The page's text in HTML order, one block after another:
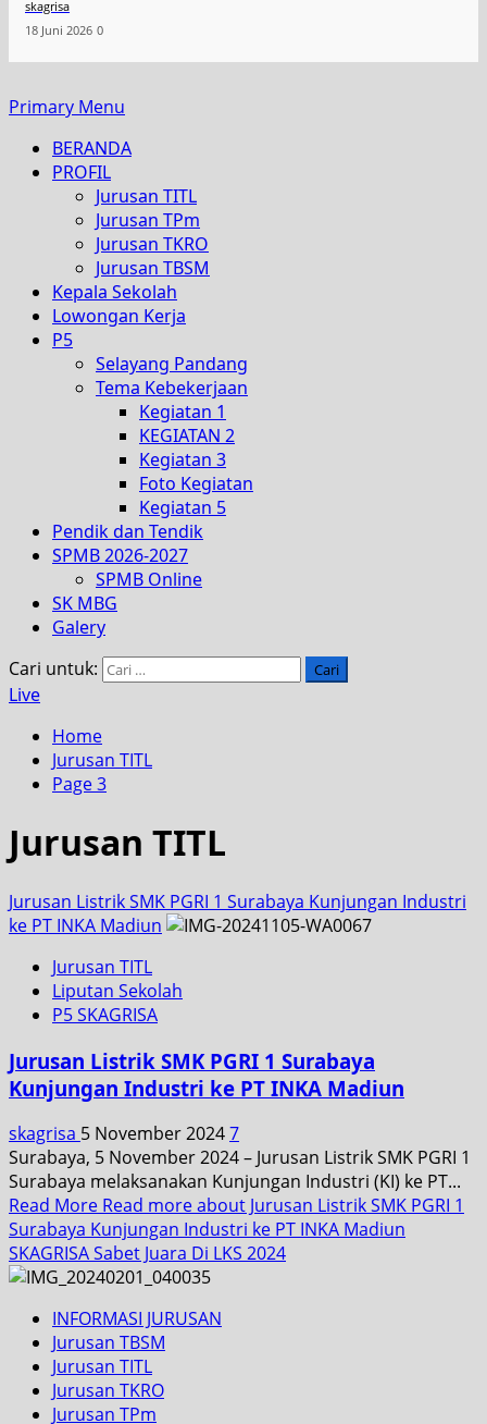
skagrisa
18 Juni 2026 0
Primary Menu
BERANDA
PROFIL
Jurusan TITL
Jurusan TPm
Jurusan TKRO
Jurusan TBSM
Kepala Sekolah
Lowongan Kerja
P5
Selayang Pandang
Tema Kebekerjaan
Kegiatan 1
KEGIATAN 2
Kegiatan 3
Foto Kegiatan
Kegiatan 5
Pendik dan Tendik
SPMB 2026-2027
SPMB Online
SK MBG
Galery
Cari untuk:
Live
Home
Jurusan TITL
Page 3
Jurusan TITL
Jurusan Listrik SMK PGRI 1 Surabaya Kunjungan Industri
ke PT INKA Madiun
Jurusan TITL
Liputan Sekolah
P5 SKAGRISA
Jurusan Listrik SMK PGRI 1 Surabaya
Kunjungan Industri ke PT INKA Madiun
skagrisa 5 November 20247
Surabaya, 5 November 2024 – Jurusan Listrik SMK PGRI 1
Surabaya melaksanakan Kunjungan Industri (KI) ke PT...
Read More Read more about Jurusan Listrik SMK PGRI 1
Surabaya Kunjungan Industri ke PT INKA Madiun
SKAGRISA Sabet Juara Di LKS 2024
INFORMASI JURUSAN
Jurusan TBSM
Jurusan TITL
Jurusan TKRO
Jurusan TPm